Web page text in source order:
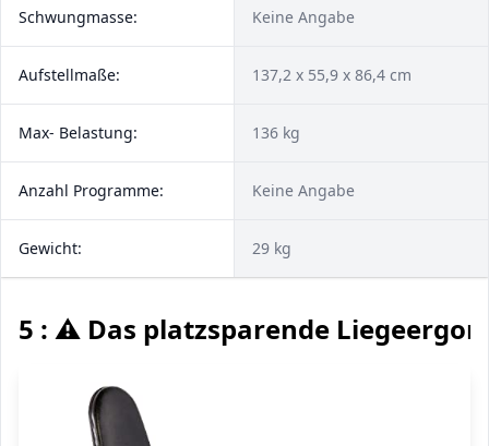
Schwungmasse: Keine Angabe
Aufstellmaße: 137,2 x 55,9 x 86,4 cm
Max- Belastung: 136 kg
Anzahl Programme: Keine Angabe
Gewicht: 29 kg
5 : ⚠️ Das platzsparende